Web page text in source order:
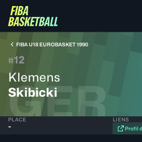
FIBA U18 EUROBASKET 1990
#12
Klemens
Skibicki
GER
PLACE
-
LIENS
Profil